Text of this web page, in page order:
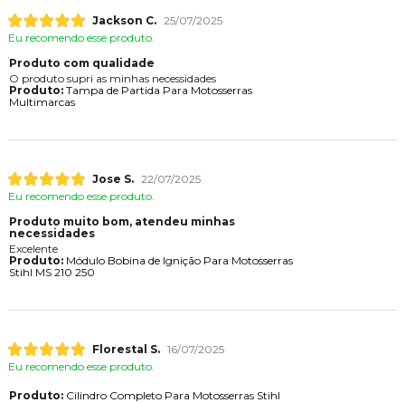
Jackson C. 25/07/2025
Eu recomendo esse produto.
Produto com qualidade
O produto supri as minhas necessidades
Produto:Tampa de Partida Para Motosserras
Multimarcas
Jose S. 22/07/2025
Eu recomendo esse produto.
Produto muito bom, atendeu minhas
necessidades
Excelente
Produto:Módulo Bobina de Ignição Para Motosserras
Stihl MS 210 250
Florestal S. 16/07/2025
Eu recomendo esse produto.
Produto:Cilindro Completo Para Motosserras Stihl